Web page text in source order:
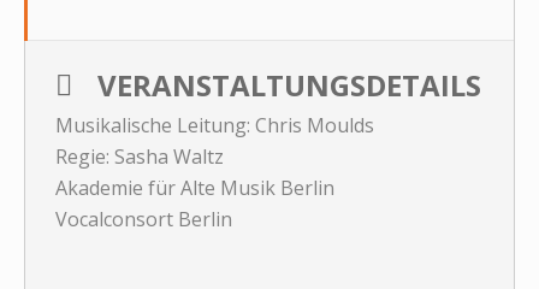
VERANSTALTUNGSDETAILS
Musikalische Leitung: Chris Moulds
Regie: Sasha Waltz
Akademie für Alte Musik Berlin
Vocalconsort Berlin